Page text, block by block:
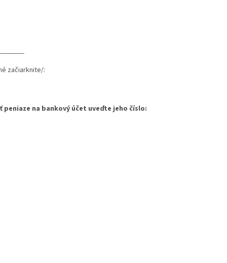
začiarknite/:
na bankový účet uveďte jeho číslo: